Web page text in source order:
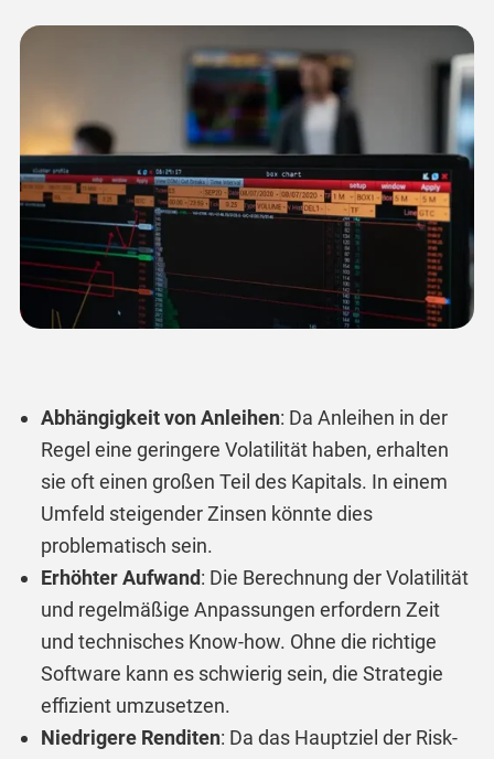
Abhängigkeit von Anleihen: Da Anleihen in der
Regel eine geringere Volatilität haben, erhalten
sie oft einen großen Teil des Kapitals. In einem
Umfeld steigender Zinsen könnte dies
problematisch sein.
Erhöhter Aufwand: Die Berechnung der Volatilität
und regelmäßige Anpassungen erfordern Zeit
und technisches Know-how. Ohne die richtige
Software kann es schwierig sein, die Strategie
effizient umzusetzen.
Niedrigere Renditen: Da das Hauptziel der Risk-